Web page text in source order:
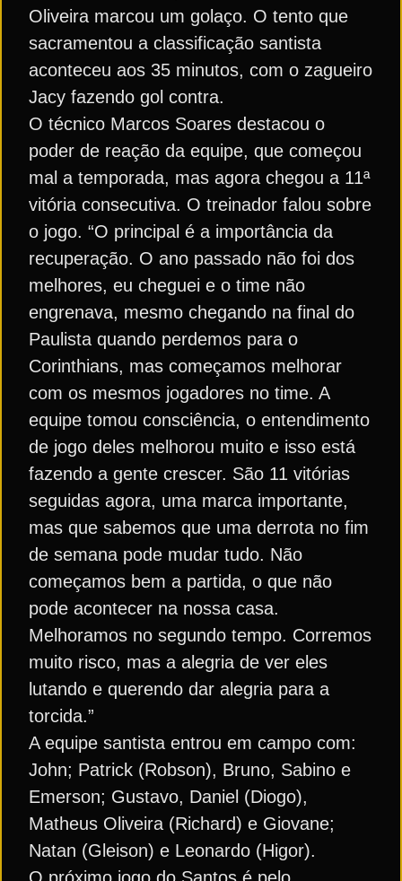
Oliveira marcou um golaço. O tento que
sacramentou a classificação santista
aconteceu aos 35 minutos, com o zagueiro
Jacy fazendo gol contra.
O técnico Marcos Soares destacou o
poder de reação da equipe, que começou
mal a temporada, mas agora chegou a 11ª
vitória consecutiva. O treinador falou sobre
o jogo. “O principal é a importância da
recuperação. O ano passado não foi dos
melhores, eu cheguei e o time não
engrenava, mesmo chegando na final do
Paulista quando perdemos para o
Corinthians, mas começamos melhorar
com os mesmos jogadores no time. A
equipe tomou consciência, o entendimento
de jogo deles melhorou muito e isso está
fazendo a gente crescer. São 11 vitórias
seguidas agora, uma marca importante,
mas que sabemos que uma derrota no fim
de semana pode mudar tudo. Não
começamos bem a partida, o que não
pode acontecer na nossa casa.
Melhoramos no segundo tempo. Corremos
muito risco, mas a alegria de ver eles
lutando e querendo dar alegria para a
torcida.”
A equipe santista entrou em campo com:
John; Patrick (Robson), Bruno, Sabino e
Emerson; Gustavo, Daniel (Diogo),
Matheus Oliveira (Richard) e Giovane;
Natan (Gleison) e Leonardo (Higor).